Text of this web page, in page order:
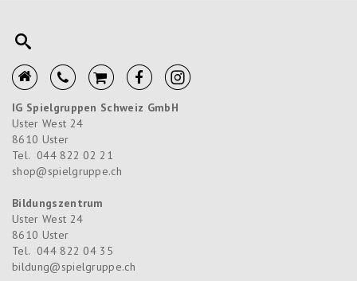
IG Spielgruppen Schweiz GmbH
Uster West 24
8610 Uster
Tel. 044 822 02 21
shop@spielgruppe.ch
Bildungszentrum
Uster West 24
8610 Uster
Tel. 044 822 04 35
bildung@spielgruppe.ch